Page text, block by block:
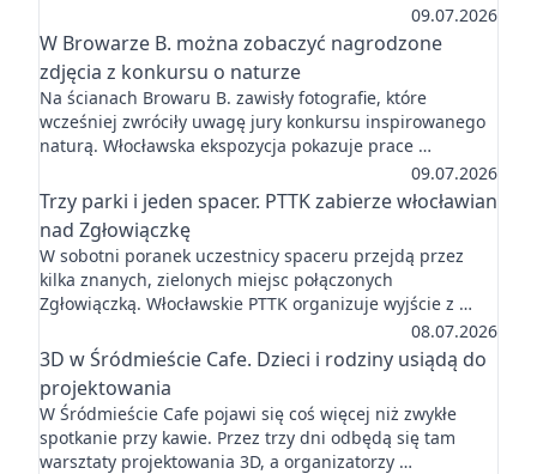
09.07.2026
W Browarze B. można zobaczyć nagrodzone
zdjęcia z konkursu o naturze
Na ścianach Browaru B. zawisły fotografie, które
wcześniej zwróciły uwagę jury konkursu inspirowanego
naturą. Włocławska ekspozycja pokazuje prace …
09.07.2026
Trzy parki i jeden spacer. PTTK zabierze włocławian
nad Zgłowiączkę
W sobotni poranek uczestnicy spaceru przejdą przez
kilka znanych, zielonych miejsc połączonych
Zgłowiączką. Włocławskie PTTK organizuje wyjście z …
08.07.2026
3D w Śródmieście Cafe. Dzieci i rodziny usiądą do
projektowania
W Śródmieście Cafe pojawi się coś więcej niż zwykłe
spotkanie przy kawie. Przez trzy dni odbędą się tam
warsztaty projektowania 3D, a organizatorzy …